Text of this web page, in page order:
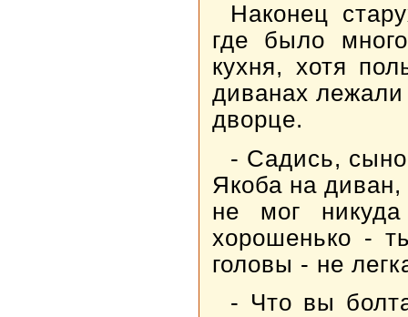
Наконец
где было
кухня, хотя
диванах
дворце.
- Садись,
Якоба на
не мог
хорошенько -
головы - не
- Что вы